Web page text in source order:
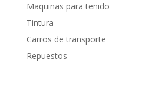
Maquinas para teñido
Tintura
Carros de transporte
Repuestos